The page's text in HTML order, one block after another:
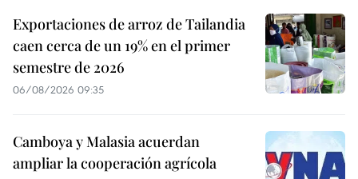
Exportaciones de arroz de Tailandia
caen cerca de un 19% en el primer
semestre de 2026
06/08/2026 09:35
Camboya y Malasia acuerdan
ampliar la cooperación agrícola